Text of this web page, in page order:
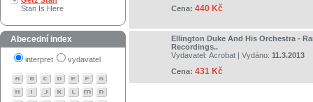
Stan Is Here
Abecední index
interpret vydavatel
Cena: 440 Kč
Ellington Duke And His Orchestra -
Recordings..
Vydavatel: Acrobat | Vydáno: 11.3.2013
Cena: 431 Kč